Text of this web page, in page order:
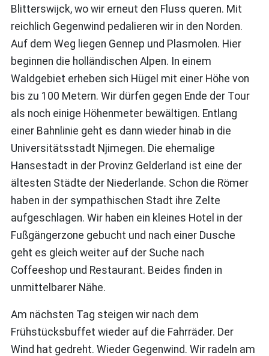
Blitterswijck, wo wir erneut den Fluss queren. Mit
reichlich Gegenwind pedalieren wir in den Norden.
Auf dem Weg liegen Gennep und Plasmolen. Hier
beginnen die holländischen Alpen. In einem
Waldgebiet erheben sich Hügel mit einer Höhe von
bis zu 100 Metern. Wir dürfen gegen Ende der Tour
als noch einige Höhenmeter bewältigen. Entlang
einer Bahnlinie geht es dann wieder hinab in die
Universitätsstadt Njimegen. Die ehemalige
Hansestadt in der Provinz Gelderland ist eine der
ältesten Städte der Niederlande. Schon die Römer
haben in der sympathischen Stadt ihre Zelte
aufgeschlagen. Wir haben ein kleines Hotel in der
Fußgängerzone gebucht und nach einer Dusche
geht es gleich weiter auf der Suche nach
Coffeeshop und Restaurant. Beides finden in
unmittelbarer Nähe.
Am nächsten Tag steigen wir nach dem
Frühstücksbuffet wieder auf die Fahrräder. Der
Wind hat gedreht. Wieder Gegenwind. Wir radeln am